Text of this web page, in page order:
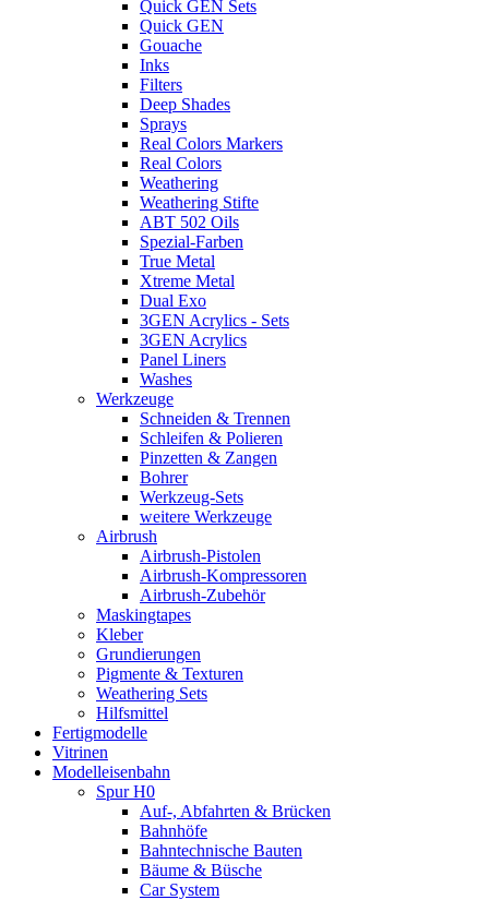
Quick GEN Sets
Quick GEN
Gouache
Inks
Filters
Deep Shades
Sprays
Real Colors Markers
Real Colors
Weathering
Weathering Stifte
ABT 502 Oils
Spezial-Farben
True Metal
Xtreme Metal
Dual Exo
3GEN Acrylics - Sets
3GEN Acrylics
Panel Liners
Washes
Werkzeuge
Schneiden & Trennen
Schleifen & Polieren
Pinzetten & Zangen
Bohrer
Werkzeug-Sets
weitere Werkzeuge
Airbrush
Airbrush-Pistolen
Airbrush-Kompressoren
Airbrush-Zubehör
Maskingtapes
Kleber
Grundierungen
Pigmente & Texturen
Weathering Sets
Hilfsmittel
Fertigmodelle
Vitrinen
Modelleisenbahn
Spur H0
Auf-, Abfahrten & Brücken
Bahnhöfe
Bahntechnische Bauten
Bäume & Büsche
Car System